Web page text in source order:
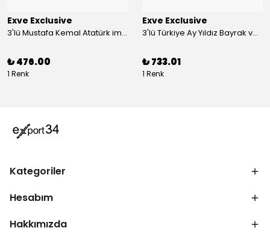
Exve Exclusive
3'lü Mustafa Kemal Atatürk imzalı ve Türkiye Ay Yıldız Bayraklı Kadın Fular Seti
₺ 476.00
1 Renk
Exve Exclusive
3'lü Türkiye Ay Yıldız Bayrak ve Mustafa Kemal Atatürk imzalı Kırmızı Siyah Yaka Mendili Seti
₺ 733.01
1 Renk
Kategoriler
Hesabım
Hakkımızda